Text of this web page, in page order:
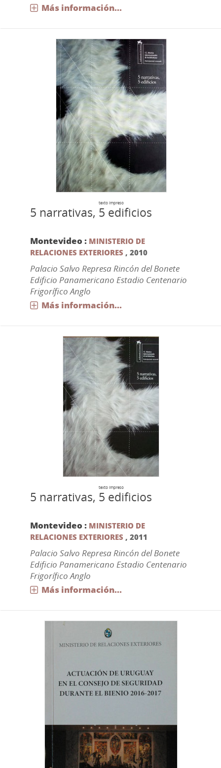
Más información...
texto impreso
5 narrativas, 5 edificios
Montevideo : MINISTERIO DE
RELACIONES EXTERIORES , 2010
Palacio Salvo Represa Rincón del Bonete
Edificio Panamericano Estadio Centenario
Frigorífico Anglo
Más información...
texto impreso
5 narrativas, 5 edificios
Montevideo : MINISTERIO DE
RELACIONES EXTERIORES , 2011
Palacio Salvo Represa Rincón del Bonete
Edificio Panamericano Estadio Centenario
Frigorífico Anglo
Más información...